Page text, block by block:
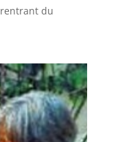
rentrant du